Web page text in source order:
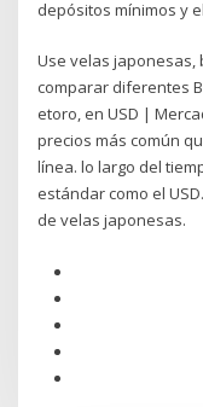
depósitos mínimos y
Use velas japonesas,
comparar diferentes
etoro, en USD |
precios más común
línea. lo largo del
estándar como el
de velas japonesas.